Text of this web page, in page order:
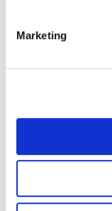
Marketing